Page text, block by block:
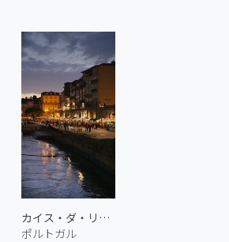
カイス・ダ・リベイラ 1
ポルトガル